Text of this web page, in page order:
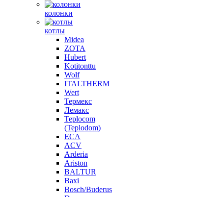
колонки
котлы
Midea
ZOTA
Hubert
Kotitonttu
Wolf
ITALTHERM
Wert
Термекс
Лемакс
Teplocom
(Teplodom)
ECA
ACV
Arderia
Ariston
BALTUR
Baxi
Bosch/Buderus